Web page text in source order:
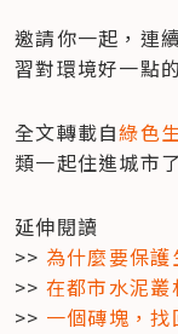
邀請你一起，連
習對環境好一點
全文轉載自綠色
類一起住進城市
延伸閱讀
>> 為什麼要保
>> 在都市水泥
>> 一個磚塊，